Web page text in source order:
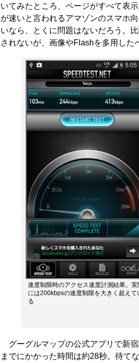
いてみたところ、ページがすべて表
が速いと言われるアマゾンのスマホ
いなら、とくに問題はないだろう。
されないが、画像やFlashを多用した
速度制限時のアクセス速度計測結果。実
には200kbpsの速度制限を大きく超えて
る
グーグルマップの公式アプリで新
までにかかった時間は約28秒。待て